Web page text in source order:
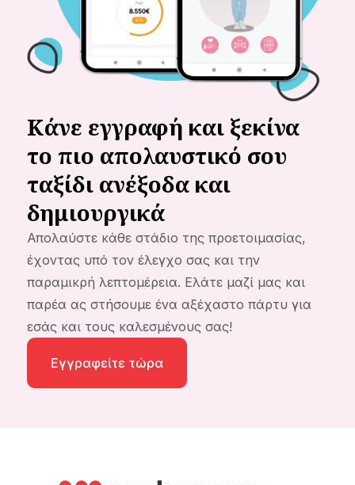
Κάνε εγγραφή και ξεκίνα
το πιο απολαυστικό σου
ταξίδι ανέξοδα και
δημιουργικά
Απολαύστε κάθε στάδιο της προετοιμασίας,
έχοντας υπό τον έλεγχο σας και την
παραμικρή λεπτομέρεια. Ελάτε μαζί μας και
παρέα ας στήσουμε ένα αξέχαστο πάρτυ για
εσάς και τους καλεσμένους σας!
Εγγραφείτε τώρα